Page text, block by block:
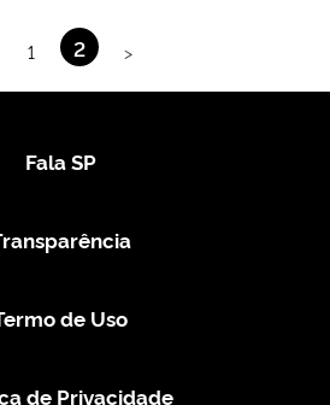
1 2 >
Fala SP
de Uso
de Privacidade